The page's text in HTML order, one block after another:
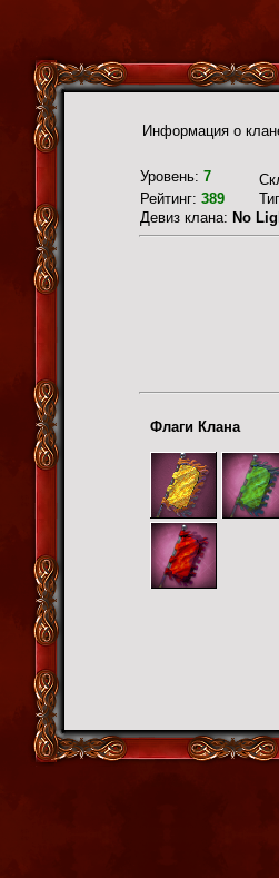
Информация о
Уровень: 7
Рейтинг: 389
Девиз клана: No
Флаги Клана